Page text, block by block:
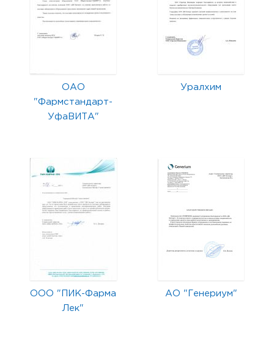
ОАО
"Фармстандарт-
УфаВИТА"
Уралхим
ООО "ПИК-Фарма
Лек"
АО "Генериум"